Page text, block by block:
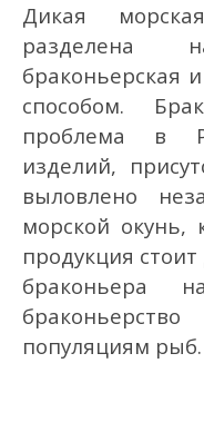
Дикая
разделена
браконьерская
способом.
проблема в
изделий,
выловлено
морской окунь,
продукция
браконьера
популяциям рыб.